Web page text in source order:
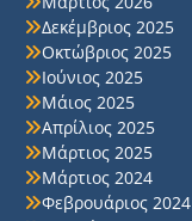
Δεκέμβριος 2025
Οκτώβριος 2025
Ιούνιος 2025
Μάιος 2025
Απρίλιος 2025
Μάρτιος 2025
Μάρτιος 2024
Φεβρουάριος 2024